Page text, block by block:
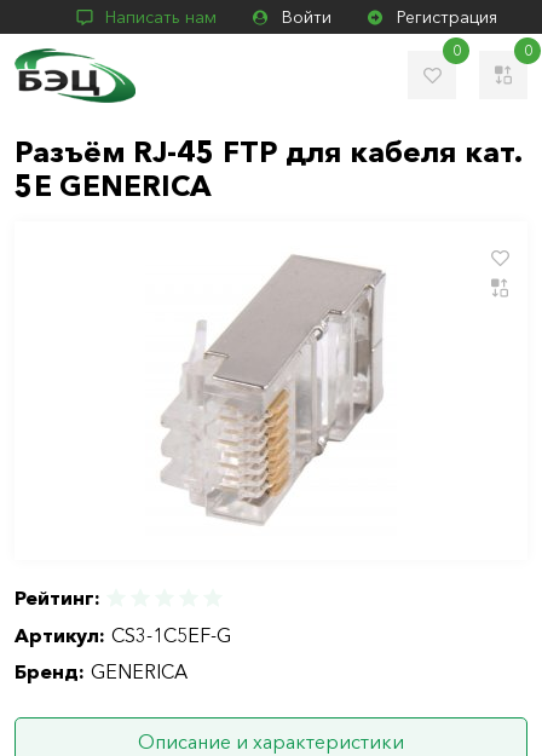
Написать нам Войти Регистрация
0 0
Разъём RJ-45 FTP для кабеля кат.
5Е GENERICA
Рейтинг:
Артикул: CS3-1C5EF-G
Бренд: GENERICA
Описание и характеристики